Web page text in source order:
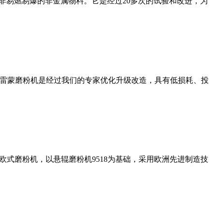
蒙磨粉机是经过我们的专家优化升级改造，具有低损耗、投
磨粉机，以悬辊磨粉机9518为基础，采用欧洲先进制造技